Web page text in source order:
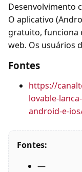
Desenvolvimento
O aplicativo
gratuito, funciona
web. Os usuários
Fontes
https://
lovable-
android-e-
Fontes:
—